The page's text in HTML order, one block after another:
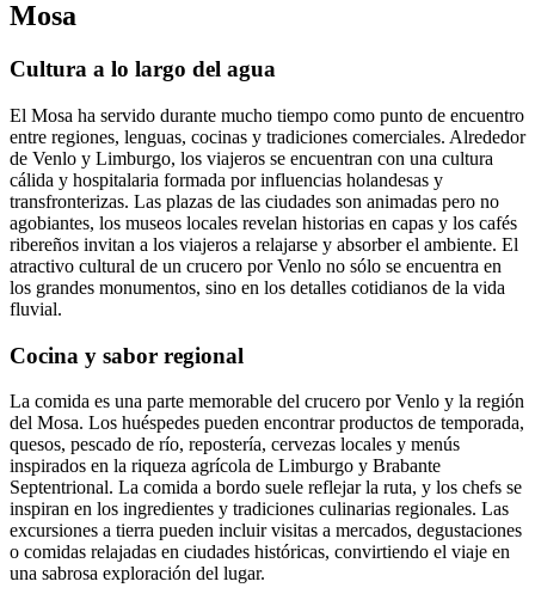
Mosa
Cultura a lo largo del agua
El Mosa ha servido durante mucho tiempo como punto de encuentro
entre regiones, lenguas, cocinas y tradiciones comerciales. Alrededor
de Venlo y Limburgo, los viajeros se encuentran con una cultura
cálida y hospitalaria formada por influencias holandesas y
transfronterizas. Las plazas de las ciudades son animadas pero no
agobiantes, los museos locales revelan historias en capas y los cafés
ribereños invitan a los viajeros a relajarse y absorber el ambiente. El
atractivo cultural de un crucero por Venlo no sólo se encuentra en
los grandes monumentos, sino en los detalles cotidianos de la vida
fluvial.
Cocina y sabor regional
La comida es una parte memorable del crucero por Venlo y la región
del Mosa. Los huéspedes pueden encontrar productos de temporada,
quesos, pescado de río, repostería, cervezas locales y menús
inspirados en la riqueza agrícola de Limburgo y Brabante
Septentrional. La comida a bordo suele reflejar la ruta, y los chefs se
inspiran en los ingredientes y tradiciones culinarias regionales. Las
excursiones a tierra pueden incluir visitas a mercados, degustaciones
o comidas relajadas en ciudades históricas, convirtiendo el viaje en
una sabrosa exploración del lugar.